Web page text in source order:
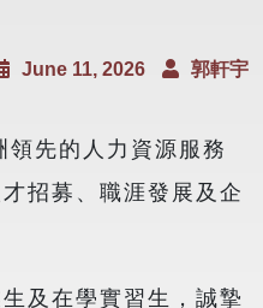
June 11, 2026 郭軒宇
先的人力資源服務
招募、職涯發展及企
及在學實習生，誠摯